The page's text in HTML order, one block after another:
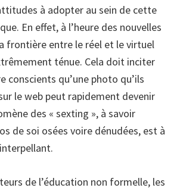
à adopter au sein de cette
En effet, à l’heure des nouvelles
frontière entre le réel et le virtuel
ténue. Cela doit inciter
conscients qu’une photo qu’ils
le web peut rapidement devenir
des « sexting », à savoir
de soi osées voire dénudées, est à
de l’éducation non formelle, les